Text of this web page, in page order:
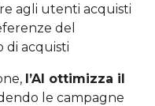
agli utenti acquisti
del
di acquisti
l’AI ottimizza il
le campagne